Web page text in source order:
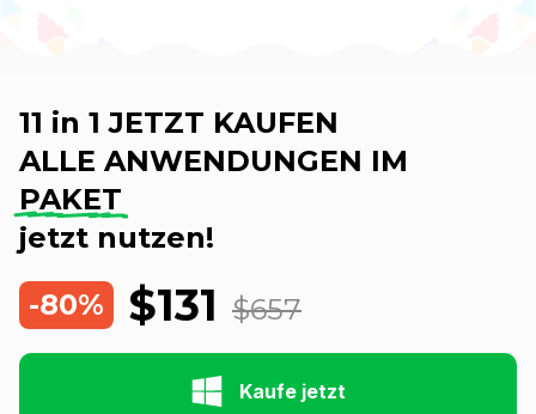
11 in 1 JETZT KAUFEN
ALLE ANWENDUNGEN IM
PAKET
jetzt nutzen!
-80%
$131 $657
Kaufe jetzt